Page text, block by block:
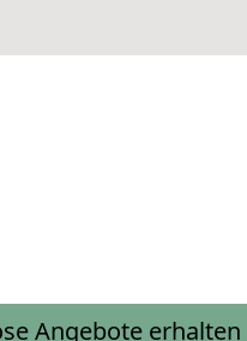
Angebote erhalten